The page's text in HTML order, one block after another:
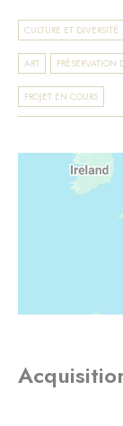
CULTURE ET DIVERSITÉ
ART PRÉSERVATION
PROJET EN COURS